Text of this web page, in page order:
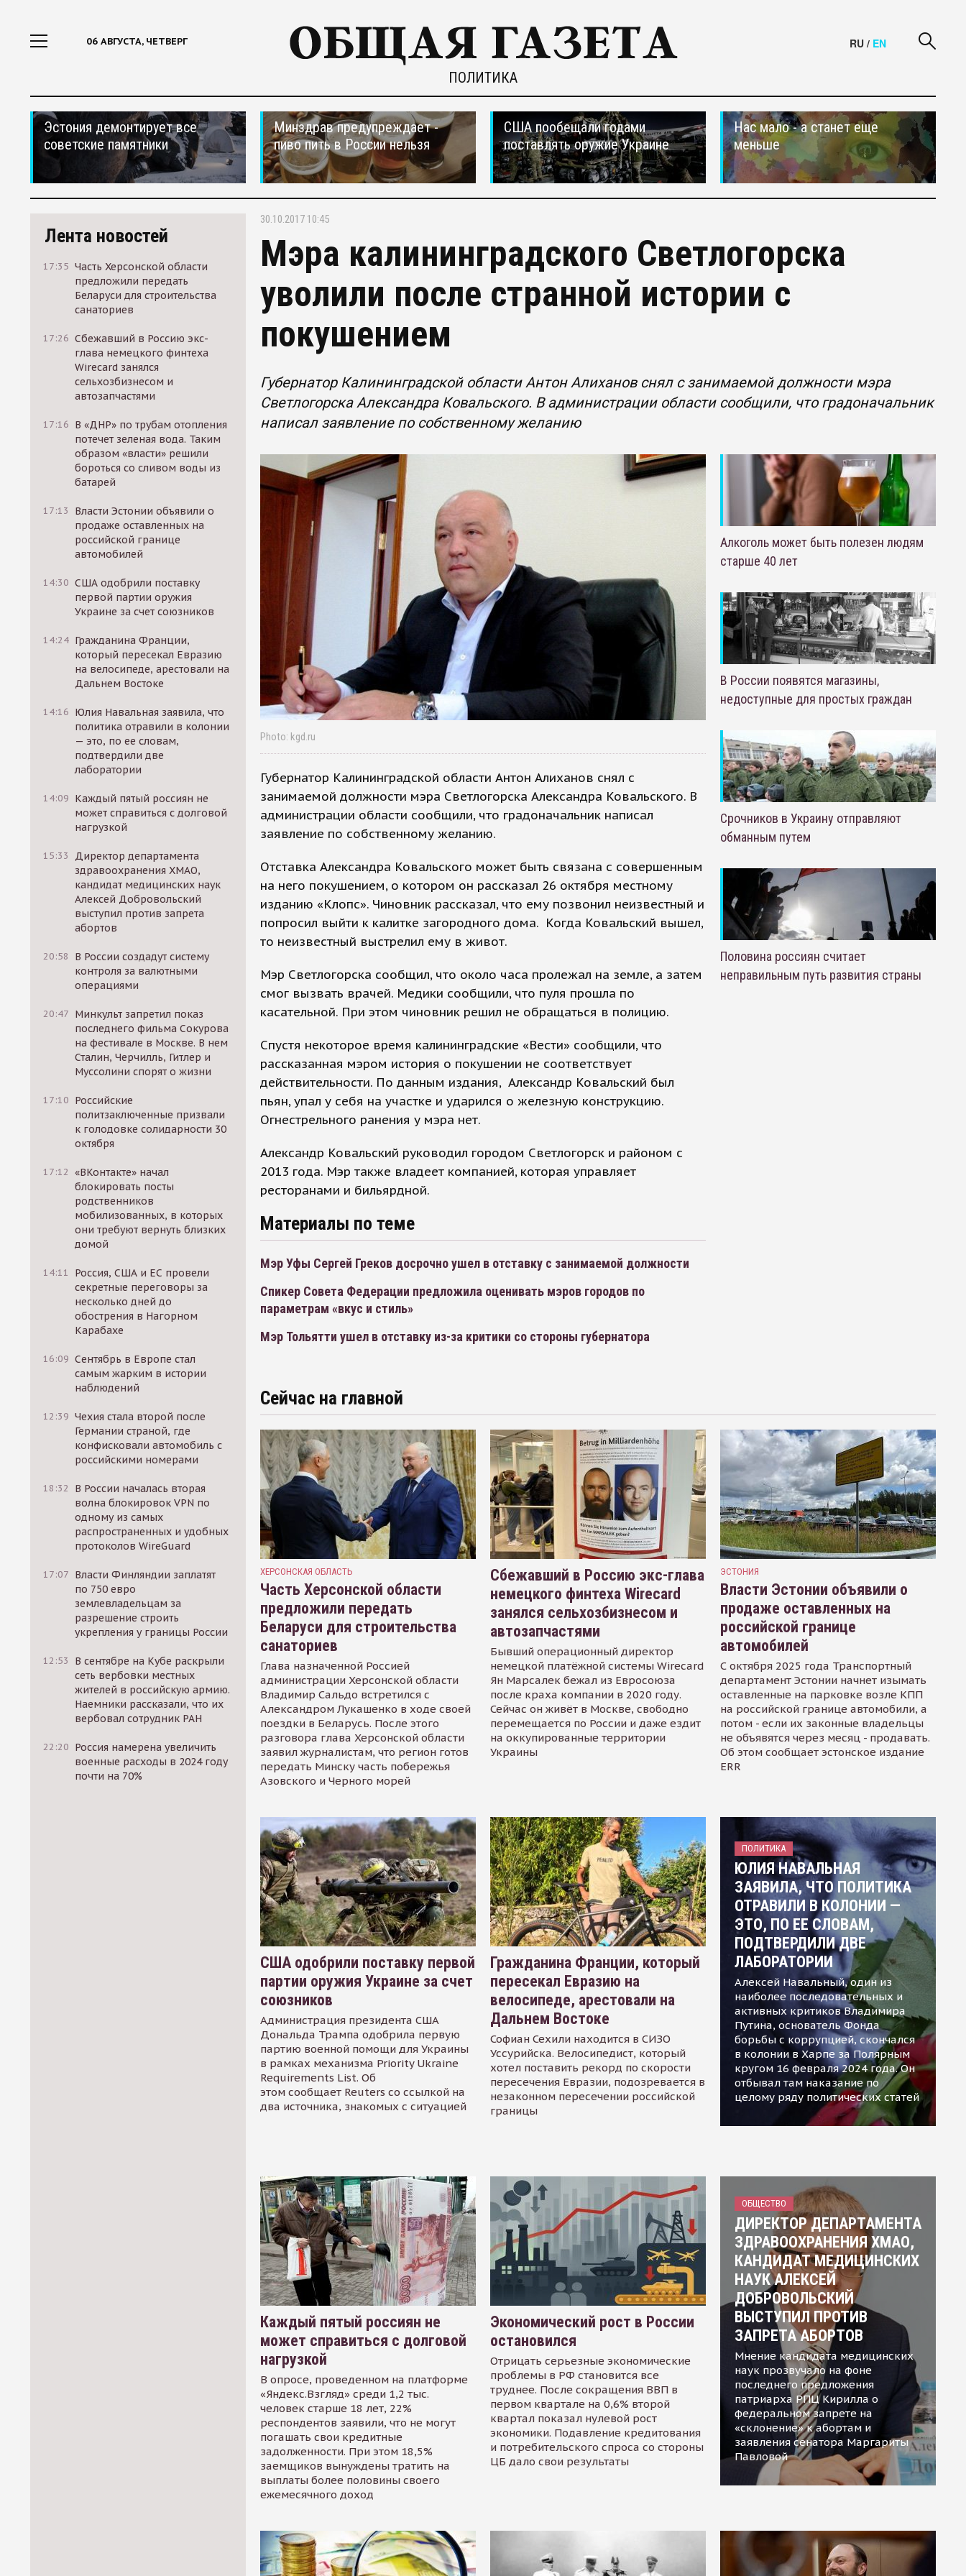
06 АВГУСТА, ЧЕТВЕРГ
ПОЛИТИКА
RU / EN
Эстония демонтирует все
советские памятники
Минздрав предупреждает -
пиво пить в России нельзя
США пообещали годами
поставлять оружие Украине
Нас мало - а станет еще
меньше
Лента новостей
17:35 Часть Херсонской области
предложили передать
Беларуси для строительства
санаториев
17:26 Сбежавший в Россию экс-
глава немецкого финтеха
Wirecard занялся
сельхозбизнесом и
автозапчастями
17:16 В «ДНР» по трубам отопления
потечет зеленая вода. Таким
образом «власти» решили
бороться со сливом воды из
батарей
17:13
Власти Эстонии объявили о
продаже оставленных на
российской границе
автомобилей
14:30 США одобрили поставку
первой партии оружия
Украине за счет союзников
14:24 Гражданина Франции,
который пересекал Евразию
на велосипеде, арестовали на
Дальнем Востоке
14:16 Юлия Навальная заявила, что
политика отравили в колонии
— это, по ее словам,
подтвердили две
лаборатории
14:09 Каждый пятый россиян не
может справиться с долговой
нагрузкой
15:33
Директор департамента
здравоохранения ХМАО,
кандидат медицинских наук
Алексей Добровольский
выступил против запрета
абортов
20:58
В России создадут систему
контроля за валютными
операциями
20:47 Минкульт запретил показ
последнего фильма Сокурова
на фестивале в Москве. В нем
Сталин, Черчилль, Гитлер и
Муссолини спорят о жизни
17:10 Российские
политзаключенные призвали
к голодовке солидарности 30
октября
17:12 «ВКонтакте» начал
блокировать посты
родственников
мобилизованных, в которых
они требуют вернуть близких
домой
14:11
Россия, США и ЕС провели
секретные переговоры за
несколько дней до
обострения в Нагорном
Карабахе
16:09 Сентябрь в Европе стал
самым жарким в истории
наблюдений
12:39 Чехия стала второй после
Германии страной, где
конфисковали автомобиль с
российскими номерами
18:32
В России началась вторая
волна блокировок VPN по
одному из самых
распространенных и удобных
протоколов WireGuard
17:07 Власти Финляндии заплатят
по 750 евро
землевладельцам за
разрешение строить
укрепления у границы России
12:53
В сентябре на Кубе раскрыли
сеть вербовки местных
жителей в российскую армию.
Наемники рассказали, что их
вербовал сотрудник РАН
22:20 Россия намерена увеличить
военные расходы в 2024 году
почти на 70%
30.10.2017 10:45
Мэра калининградского Светлогорска
уволили после странной истории с
покушением
Губернатор Калининградской области Антон Алиханов снял с занимаемой должности мэра
Светлогорска Александра Ковальского. В администрации области сообщили, что градоначальник
написал заявление по собственному желанию
Photo: kgd.ru
Губернатор Калининградской области Антон Алиханов снял с
занимаемой должности мэра Светлогорска Александра Ковальского. В
администрации области сообщили, что градоначальник написал
заявление по собственному желанию.
Отставка Александра Ковальского может быть связана с совершенным
на него покушением, о котором он рассказал 26 октября местному
изданию «Клопс». Чиновник рассказал, что ему позвонил неизвестный и
попросил выйти к калитке загородного дома. Когда Ковальский вышел,
то неизвестный выстрелил ему в живот.
Мэр Светлогорска сообщил, что около часа пролежал на земле, а затем
смог вызвать врачей. Медики сообщили, что пуля прошла по
касательной. При этом чиновник решил не обращаться в полицию.
Спустя некоторое время калининградские «Вести» сообщили, что
рассказанная мэром история о покушении не соответствует
действительности. По данным издания, Александр Ковальский был
пьян, упал у себя на участке и ударился о железную конструкцию.
Огнестрельного ранения у мэра нет.
Александр Ковальский руководил городом Светлогорск и районом с
2013 года. Мэр также владеет компанией, которая управляет
ресторанами и бильярдной.
Материалы по теме
Мэр Уфы Сергей Греков досрочно ушел в отставку с занимаемой должности
Спикер Совета Федерации предложила оценивать мэров городов по
параметрам «вкус и стиль»
Мэр Тольятти ушел в отставку из-за критики со стороны губернатора
Алкоголь может быть полезен людям
старше 40 лет
В России появятся магазины,
недоступные для простых граждан
Срочников в Украину отправляют
обманным путем
Половина россиян считает
неправильным путь развития страны
Сейчас на главной
ХЕРСОНСКАЯ ОБЛАСТЬ
Часть Херсонской области
предложили передать
Беларуси для строительства
санаториев
Глава назначенной Россией
администрации Херсонской области
Владимир Сальдо встретился с
Александром Лукашенко в ходе своей
поездки в Беларусь. После этого
разговора глава Херсонской области
заявил журналистам, что регион готов
передать Минску часть побережья
Азовского и Черного морей
Сбежавший в Россию экс-глава
немецкого финтеха Wirecard
занялся сельхозбизнесом и
автозапчастями
Бывший операционный директор
немецкой платёжной системы Wirecard
Ян Марсалек бежал из Евросоюза
после краха компании в 2020 году.
Сейчас он живёт в Москве, свободно
перемещается по России и даже ездит
на оккупированные территории
Украины
ЭСТОНИЯ
Власти Эстонии объявили о
продаже оставленных на
российской границе
автомобилей
С октября 2025 года Транспортный
департамент Эстонии начнет изымать
оставленные на парковке возле КПП
на российской границе автомобили, а
потом - если их законные владельцы
не объявятся через месяц - продавать.
Об этом сообщает эстонское издание
ERR
США одобрили поставку первой
партии оружия Украине за счет
союзников
Администрация президента США
Дональда Трампа одобрила первую
партию военной помощи для Украины
в рамках механизма Priority Ukraine
Requirements List. Об
этом сообщает Reuters со ссылкой на
два источника, знакомых с ситуацией
Гражданина Франции, который
пересекал Евразию на
велосипеде, арестовали на
Дальнем Востоке
Софиан Сехили находится в СИЗО
Уссурийска. Велосипедист, который
хотел поставить рекорд по скорости
пересечения Евразии, подозревается в
незаконном пересечении российской
границы
ПОЛИТИКА
ЮЛИЯ НАВАЛЬНАЯ
ЗАЯВИЛА, ЧТО ПОЛИТИКА
ОТРАВИЛИ В КОЛОНИИ —
ЭТО, ПО ЕЕ СЛОВАМ,
ПОДТВЕРДИЛИ ДВЕ
ЛАБОРАТОРИИ
Алексей Навальный, один из
наиболее последовательных и
активных критиков Владимира
Путина, основатель Фонда
борьбы с коррупцией, скончался
в колонии в Харпе за Полярным
кругом 16 февраля 2024 года. Он
отбывал там наказание по
целому ряду политических статей
Каждый пятый россиян не
может справиться с долговой
нагрузкой
В опросе, проведенном на платформе
«Яндекс.Взгляд» среди 1,2 тыс.
человек старше 18 лет, 22%
респондентов заявили, что не могут
погашать свои кредитные
задолженности. При этом 18,5%
заемщиков вынуждены тратить на
выплаты более половины своего
ежемесячного доход
Экономический рост в России
остановился
Отрицать серьезные экономические
проблемы в РФ становится все
труднее. После сокращения ВВП в
первом квартале на 0,6% второй
квартал показал нулевой рост
экономики. Подавление кредитования
и потребительского спроса со стороны
ЦБ дало свои результаты
ОБЩЕСТВО
ДИРЕКТОР ДЕПАРТАМЕНТА
ЗДРАВООХРАНЕНИЯ ХМАО,
КАНДИДАТ МЕДИЦИНСКИХ
НАУК АЛЕКСЕЙ
ДОБРОВОЛЬСКИЙ
ВЫСТУПИЛ ПРОТИВ
ЗАПРЕТА АБОРТОВ
Мнение кандидата медицинских
наук прозвучало на фоне
последнего предложения
патриарха РПЦ Кирилла о
федеральном запрете на
«склонение» к абортам и
заявления сенатора Маргариты
Павловой